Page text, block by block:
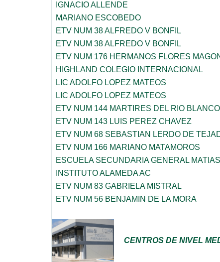
IGNACIO ALLENDE
MARIANO ESCOBEDO
ETV NUM 38 ALFREDO V BONFIL
ETV NUM 38 ALFREDO V BONFIL
ETV NUM 176 HERMANOS FLORES
HIGHLAND COLEGIO INTERNACIONAL
LIC ADOLFO LOPEZ MATEOS
LIC ADOLFO LOPEZ MATEOS
ETV NUM 144 MARTIRES DEL RIO BLANCO
ETV NUM 143 LUIS PEREZ CHAVEZ
ETV NUM 68 SEBASTIAN LERDO DE
ETV NUM 166 MARIANO MATAMOROS
ESCUELA SECUNDARIA GENERAL
INSTITUTO ALAMEDA AC
ETV NUM 83 GABRIELA MISTRAL
ETV NUM 56 BENJAMIN DE LA MORA
CENTROS DE NIVEL